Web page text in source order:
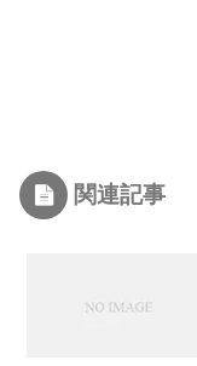
関連記事